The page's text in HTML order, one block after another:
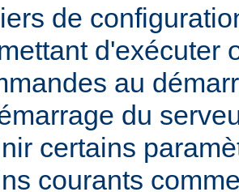
de
d'exécuter
au
du
certains
courants